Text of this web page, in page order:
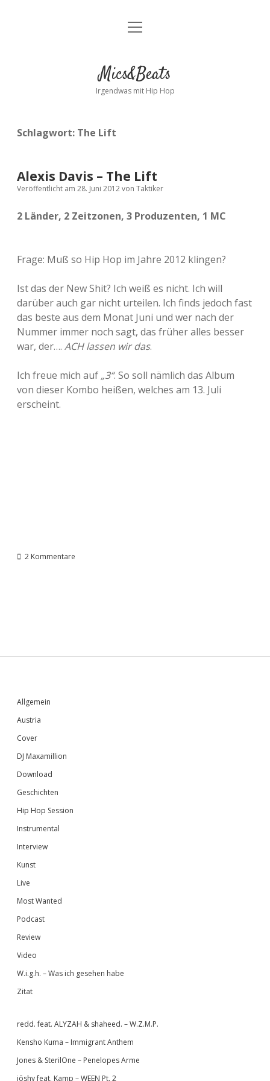
Kontakt
facebookinstagram
bandcamp
spotify
Menü
Mics&Beats
Irgendwas mit Hip Hop
Schlagwort: The Lift
Alexis Davis – The Lift
Veröffentlicht am 28. Juni 2012von Taktiker
2 Länder, 2 Zeitzonen, 3 Produzenten, 1 MC
Frage: Muß so Hip Hop im Jahre 2012 klingen?
Ist das der New Shit? Ich weiß es nicht. Ich will
darüber auch gar nicht urteilen. Ich finds jedoch fast
das beste aus dem Monat Juni und wer nach der
Nummer immer noch sagt, das früher alles besser
war, der…. ACH lassen wir das.
Ich freue mich auf „3“. So soll nämlich das Album
von dieser Kombo heißen, welches am 13. Juli
erscheint.
2 Kommentare
Sidebar
Allgemein
Austria
Cover
DJ Maxamillion
Download
Geschichten
Hip Hop Session
Instrumental
Interview
Kunst
Live
Most Wanted
Podcast
Review
Video
W.i.g.h. – Was ich gesehen habe
Zitat
redd. feat. ALYZAH & shaheed. – W.Z.M.P.
Kensho Kuma – Immigrant Anthem
Jones & SterilOne – Penelopes Arme
jōshy feat. Kamp – WEEN Pt. 2